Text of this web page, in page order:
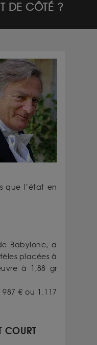
DE CÔTÉ ?
que l’état en
Babylone, a
placées à
à 1,88 gr
€ ou 1.117
COURT